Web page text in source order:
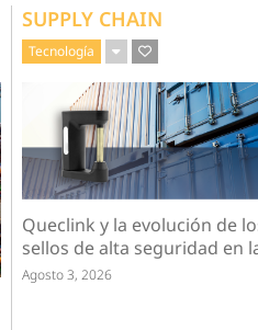
SUPPLY CHAIN
Tecnología
Queclink y la evolución de
sellos de alta seguridad en
Agosto 3, 2026